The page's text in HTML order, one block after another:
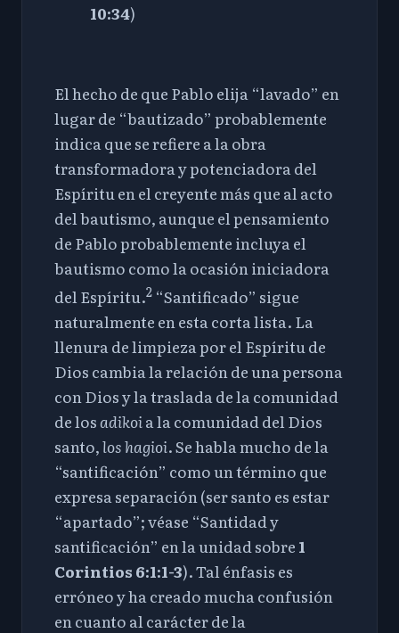
10:34)
El hecho de que Pablo elija “lavado” en
lugar de “bautizado” probablemente
indica que se refiere a la obra
transformadora y potenciadora del
Espíritu en el creyente más que al acto
del bautismo, aunque el pensamiento
de Pablo probablemente incluya el
bautismo como la ocasión iniciadora
del Espíritu.2 “Santificado” sigue
naturalmente en esta corta lista. La
llenura de limpieza por el Espíritu de
Dios cambia la relación de una persona
con Dios y la traslada de la comunidad
de losadikoia la comunidad del Dios
santo,los hagioi. Se habla mucho de la
“santificación” como un término que
expresa separación (ser santo es estar
“apartado”; véase “Santidad y
santificación” en la unidad sobre 1
Corintios 6:1:1-3). Tal énfasis es
erróneo y ha creado mucha confusión
en cuanto al carácter de la